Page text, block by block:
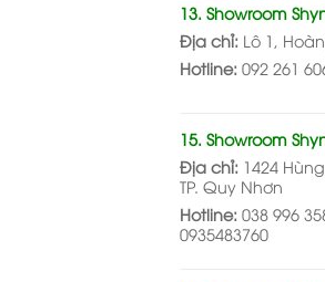
13. Showroom
Địa chỉ: Lô 1,
Hotline: 092 261
15. Showroom
Địa chỉ: 1424
TP. Quy Nhơn
Hotline: 038 996
0935483760